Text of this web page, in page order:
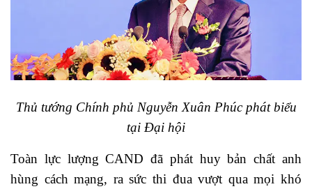
Thủ tướng Chính phủ Nguyễn Xuân Phúc phát biểu
tại Đại hội
Toàn lực lượng CAND đã phát huy bản chất anh
hùng cách mạng, ra sức thi đua vượt qua mọi khó